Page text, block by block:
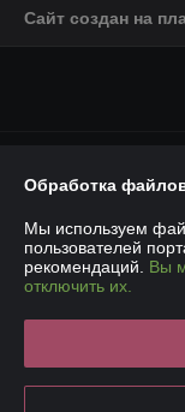
Сайт создан на
«Карбокс-Плюс»
220007, РБ, г. Минск,
Регистрационный
Регистрационный
Дата регистрации
Обработка
Мы используем
пользователей
рекомендаций. Вы
отключить их.